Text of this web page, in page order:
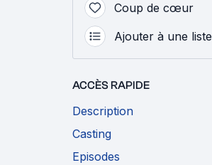
Coup de cœur
Ajouter à une liste
ACCÈS RAPIDE
Description
Casting
Episodes